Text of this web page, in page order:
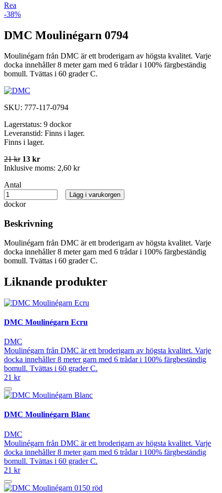
Rea
-38%
DMC Moulinégarn 0794
Moulinégarn från DMC är ett broderigarn av högsta kvalitet. Varje
docka innehåller 8 meter garn med 6 trådar i 100% färgbeständig
bomull. Tvättas i 60 grader C.
SKU: 777-117-0794
Lagerstatus: 9 dockor
Leveranstid: Finns i lager.
Finns i lager.
21 kr 13 kr
Inklusive moms: 2,60 kr
Antal
dockor
Lägg i varukorgen
Beskrivning
Moulinégarn från DMC är ett broderigarn av högsta kvalitet. Varje
docka innehåller 8 meter garn med 6 trådar i 100% färgbeständig
bomull. Tvättas i 60 grader C.
Liknande produkter
DMC Moulinégarn Ecru
DMC
Moulinégarn från DMC är ett broderigarn av högsta kvalitet. Varje
docka innehåller 8 meter garn med 6 trådar i 100% färgbeständig
bomull. Tvättas i 60 grader C.
21 kr
DMC Moulinégarn Blanc
DMC
Moulinégarn från DMC är ett broderigarn av högsta kvalitet. Varje
docka innehåller 8 meter garn med 6 trådar i 100% färgbeständig
bomull. Tvättas i 60 grader C.
21 kr